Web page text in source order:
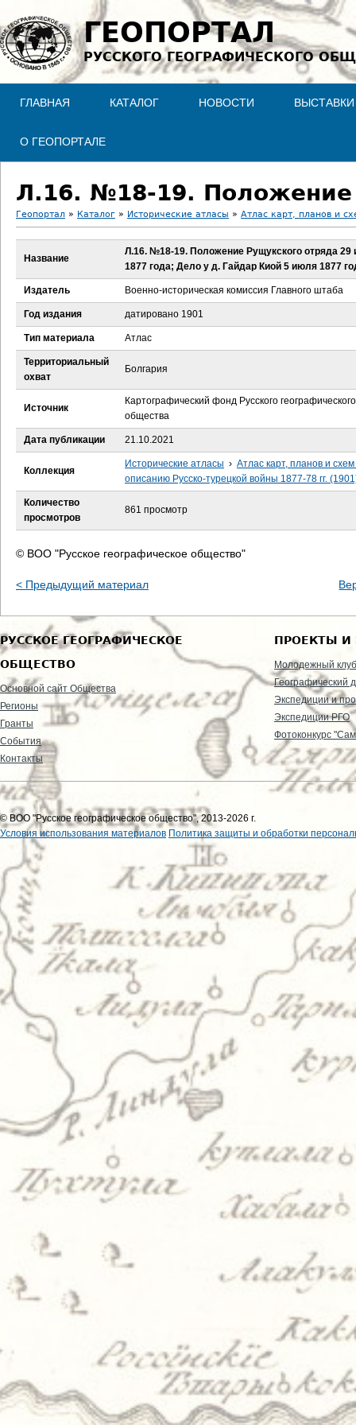
Jump to navigation
ГЕОПОРТАЛ
РУССКОГО ГЕОГРАФИЧЕСКОГО
ГЛАВНАЯ КАТАЛОГ НОВОСТИ ВЫСТАВКИ
О ГЕОПОРТАЛЕ
В
з
д
е
с
ь
Геопортал » Каталог » Исторические атласы » Атлас карт, планов и
Название
Л.16. №18-19. Положение Рущукского отряда 29
1877 года; Дело у д. Гайдар Киой 5 июля 1877
Издатель Военно-историческая комиссия Главного штаба
Год издания датировано 1901
Тип материала Атлас
Территориальный
охват
Болгария
Источник
Картографический фонд Русского географического
общества
Дата публикации 21.10.2021
Коллекция
Исторические атласы › Атлас карт, планов и схем
описанию Русско-турецкой войны 1877-78 гг.
Количество
просмотров
861 просмотр
© ВОО "Русское географическое общество"
< Предыдущий материал
РУССКОЕ ГЕОГРАФИЧЕСКОЕ
ОБЩЕСТВО
Основной сайт Общества
Регионы
Гранты
События
Контакты
ПРОЕКТЫ И
Молодежный клуб
Географический
Экспедиции и
Экспедиции РГО
Фотоконкурс
© ВОО "Русское географическое общество", 2013-2026 г.
Условия использования материалов Политика защиты и обработки